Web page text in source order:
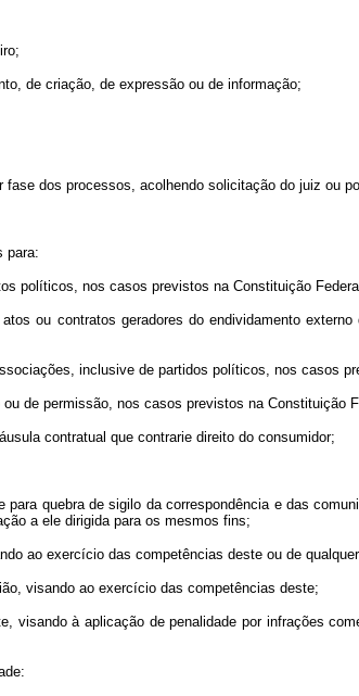
de criação, de expressão ou de informação;
fase dos processos, acolhendo solicitação do juiz ou
para:
políticos, nos casos previstos na Constituição
ou contratos geradores do endividamento
inclusive de partidos políticos, nos casos
de permissão, nos casos previstos na Constituição
contratual que contrarie direito do consumidor;
para quebra de sigilo da correspondência e das
a ele dirigida para os mesmos fins;
ao exercício das competências deste ou de
visando ao exercício das competências deste;
visando à aplicação de penalidade por infrações